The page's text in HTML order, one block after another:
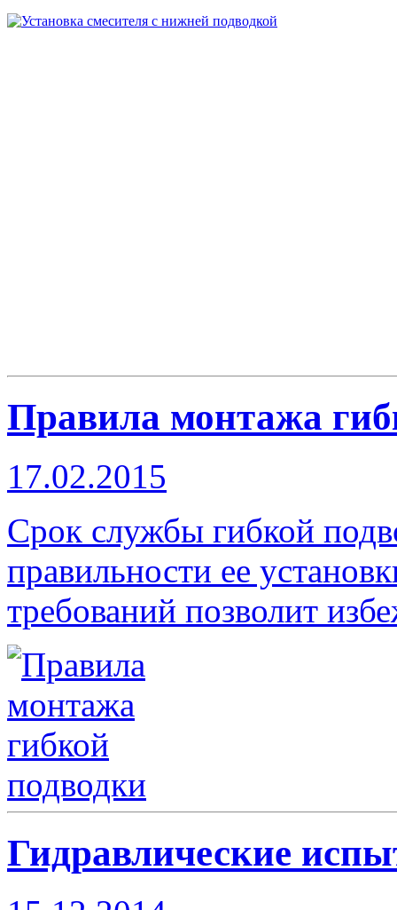
Правила монтажа
17.02.2015
Срок службы гибкой
правильности ее
требований позволит
Гидравлические